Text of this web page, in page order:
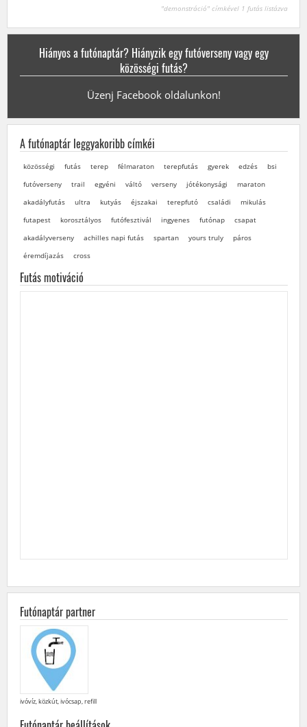
"demonstráció" címkével 1 futás listázva
Hiányos a futónaptár? Hiányzik egy futóverseny vagy egy
közösségi futás?
Üzenj Facebook oldalunkon!
A futónaptár leggyakoribb címkéi
közösségi futás terep félmaraton terepfutás gyerek edzés
bsi
futóverseny
trail egyéni váltó verseny jótékonysági
maraton
akadályfutás
ultra kutyás éjszakai terepfutó családi
mikulás
futapest
korosztályos futófesztivál ingyenes futónap
csapat
akadályverseny
achilles napi futás spartan yours truly
páros
éremdíjazás
cross
Futás motiváció
Futónaptár partner
ivóvíz, közkút, ivócsap, refill